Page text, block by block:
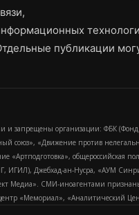
публикации
и запрещены организации: ФБК
союз», «Движение против
«Артподготовка»,
ИГИЛ), Джебхад-ан-Нусра, «АУМ
Медиа». СМИ-иноагентами
«Мемориал», «Аналитический